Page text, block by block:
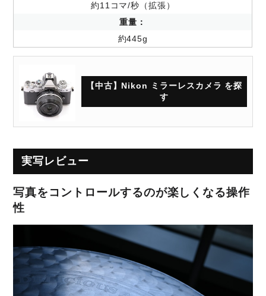
約11コマ/秒（拡張）
重量：
約445g
【中古】Nikon ミラーレスカメラ を探
す
実写レビュー
写真をコントロールするのが楽しくなる操作
性